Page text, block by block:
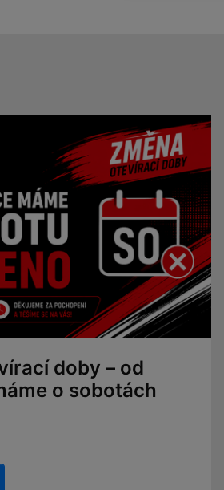
doby – od
o sobotách